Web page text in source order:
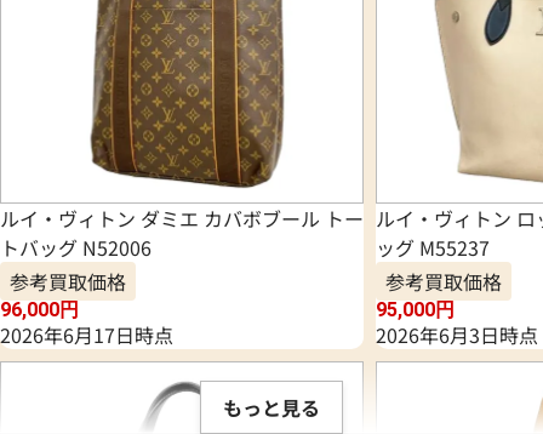
ルイ・ヴィトン ダミエ カバボブール トー
トバッグ N52006
参考買取価格
96,000円
2026年6月17日時点
ルイ・ヴィトン
ッグ M55237
参考買取価格
95,000円
2026年6月3日時点
もっと見る